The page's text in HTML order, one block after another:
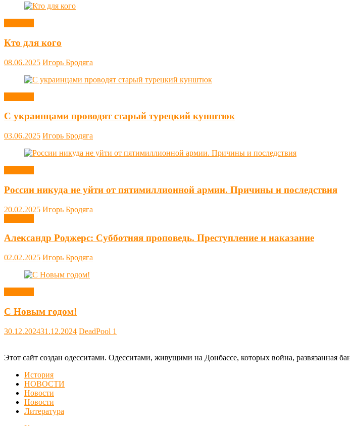
Кто для кого
08.06.2025 Игорь Бродяга
С украинцами проводят старый турецкий кунштюк
03.06.2025 Игорь Бродяга
России никуда не уйти от пятимиллионной армии. Причины и последствия
20.02.2025 Игорь Бродяга
Александр Роджерс: Субботняя проповедь. Преступление и наказание
02.02.2025 Игорь Бродяга
С Новым годом!
30.12.202431.12.2024 DeadPool 1
Этот сайт создан одесситами. Одесситами, живущими на Донбассе, которых война,
История
НОВОСТИ
Новости
Новости
Литература